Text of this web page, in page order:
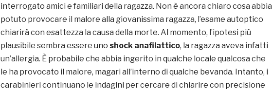
interrogato amici e familiari della ragazza. Non è ancora chiaro cosa abbia
potuto provocare il malore alla giovanissima ragazza, l’esame autoptico
chiarirà con esattezza la causa della morte. Al momento, l’ipotesi più
plausibile sembra essere uno shock anafilattico, la ragazza aveva infatti
un’allergia. È probabile che abbia ingerito in qualche locale qualcosa che
le ha provocato il malore, magari all’interno di qualche bevanda. Intanto, i
carabinieri continuano le indagini per cercare di chiarire con precisione